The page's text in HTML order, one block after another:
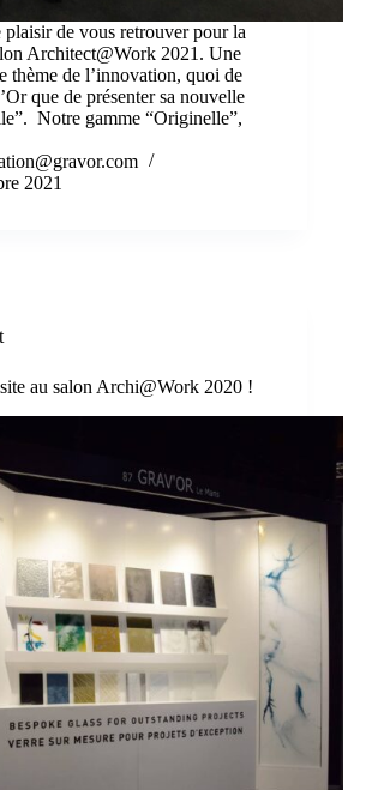
plaisir de vous retrouver pour la
Architect@Work 2021. Une
thème de l’innovation, quoi de
que de présenter sa nouvelle
Notre gamme “Originelle”,
2021
au salon Archi@Work 2020 !